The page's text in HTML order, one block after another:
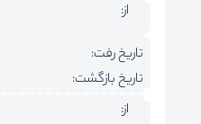
از:
تاریخ رفت:
تاریخ بازگشت:
از: